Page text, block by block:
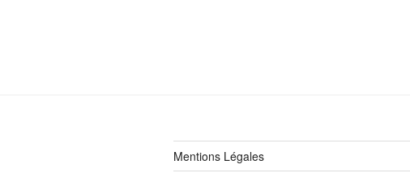
Mentions Légales